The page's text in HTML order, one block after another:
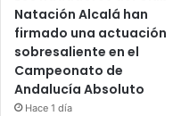
Natación Alcalá han
firmado una actuación
sobresaliente en el
Campeonato de
Andalucía Absoluto
Hace 1 día